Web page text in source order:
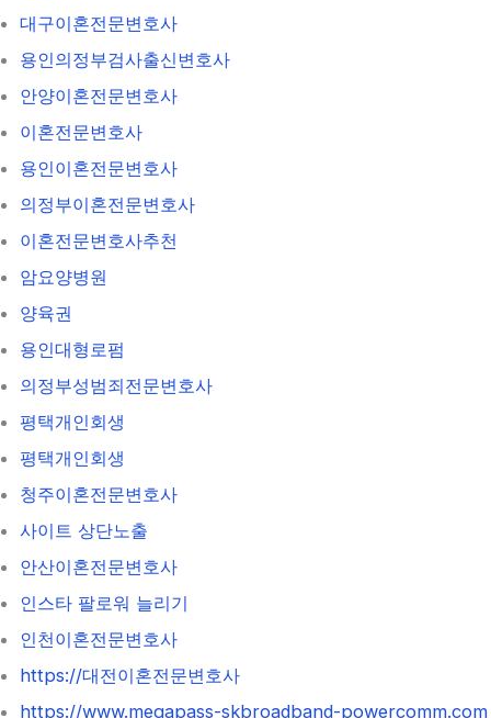
대구이혼전문변호사
용인의정부검사출신변호사
안양이혼전문변호사
이혼전문변호사
용인이혼전문변호사
의정부이혼전문변호사
이혼전문변호사추천
암요양병원
양육권
용인대형로펌
의정부성범죄전문변호사
평택개인회생
평택개인회생
청주이혼전문변호사
사이트 상단노출
안산이혼전문변호사
인스타 팔로워 늘리기
인천이혼전문변호사
https://대전이혼전문변호사
https://www.megapass-skbroadband-powercomm.com